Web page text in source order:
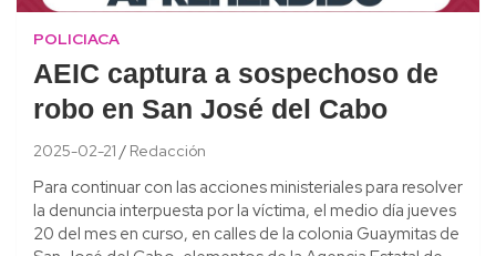
POLICIACA
AEIC captura a sospechoso de
robo en San José del Cabo
2025-02-21 Redacción
Para continuar con las acciones ministeriales para resolver
la denuncia interpuesta por la víctima, el medio día jueves
20 del mes en curso, en calles de la colonia Guaymitas de